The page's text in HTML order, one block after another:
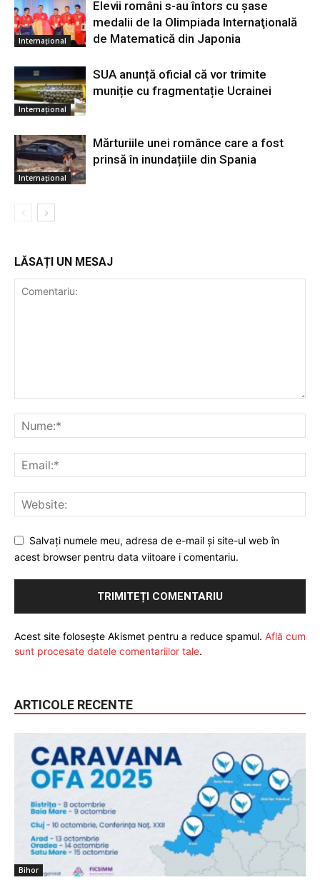
Internațional
Elevii români s-au întors cu şase
medalii de la Olimpiada Internaţională
de Matematică din Japonia
Internațional
SUA anunță oficial că vor trimite
muniție cu fragmentație Ucrainei
Internațional
Mărturiile unei românce care a fost
prinsă în inundațiile din Spania
LĂSAȚI UN MESAJ
Salvați numele meu, adresa de e-mail și site-ul web în
acest browser pentru data viitoare i comentariu.
Acest site folosește Akismet pentru a reduce spamul. Află cum
sunt procesate datele comentariilor tale.
ARTICOLE RECENTE
Bihor